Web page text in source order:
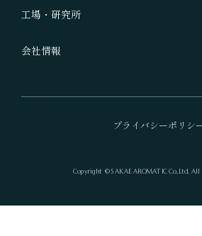
工場・研究所
会社情報
プライバシーポリシ
Copyright © SAKAE AROMATIC Co.,Ltd.